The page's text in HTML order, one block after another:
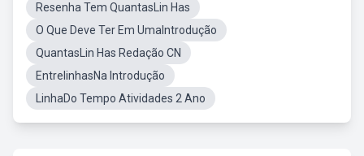
Resenha Tem QuantasLin Has
O Que Deve Ter Em UmaIntrodução
QuantasLin Has Redação CN
EntrelinhasNa Introdução
LinhaDo Tempo Atividades 2 Ano